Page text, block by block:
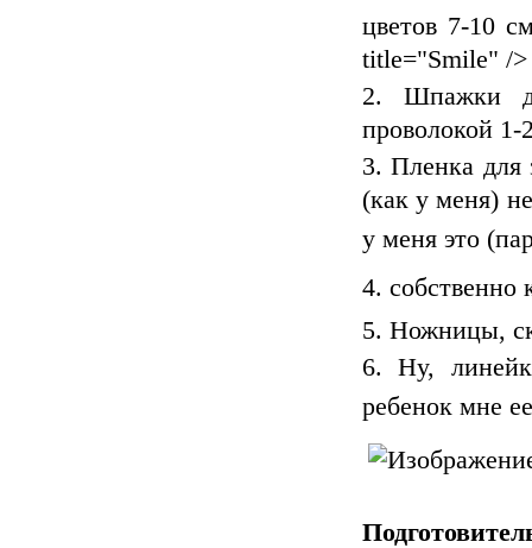
цветов 7-10
title="Smile" />
Шпажки
проволокой
Пленка для
(как у меня)
у меня это
Ножницы,
Ну,
ребенок мне